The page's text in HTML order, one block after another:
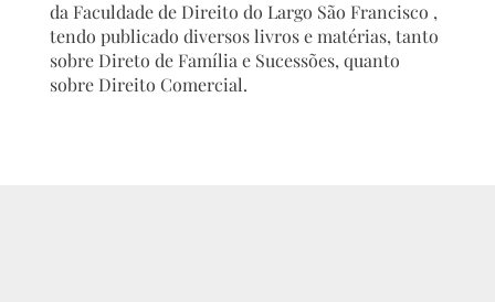
da Faculdade de Direito do Largo São Francisco ,
tendo publicado diversos livros e matérias, tanto
sobre Direto de Família e Sucessões, quanto
sobre Direito Comercial.